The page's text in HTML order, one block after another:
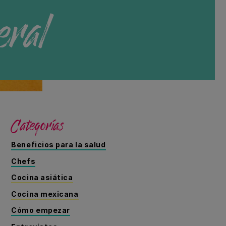
Categorías
Beneficios para la salud
Chefs
Cocina asiática
Cocina mexicana
Cómo empezar